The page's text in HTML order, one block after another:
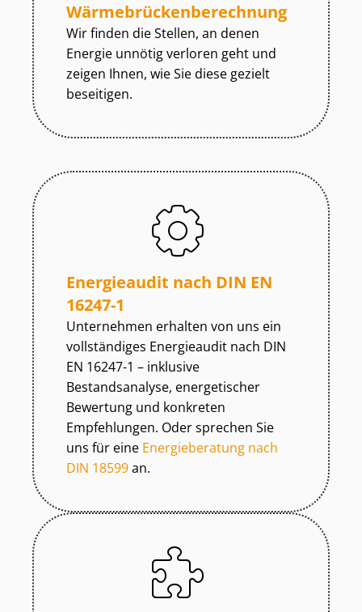
Wär­me­brü­cken­be­rech­nung
Wir finden die Stellen, an denen
Energie unnötig verloren geht und
zeigen Ihnen, wie Sie diese gezielt
beseitigen.
Energieaudit nach DIN EN
16247-1
Unternehmen erhalten von uns ein
vollständiges Energieaudit nach DIN
EN 16247-1 – inklusive
Bestandsanalyse, energetischer
Bewertung und konkreten
Empfehlungen. Oder sprechen Sie
uns für eine Energieberatung nach
DIN 18599an.